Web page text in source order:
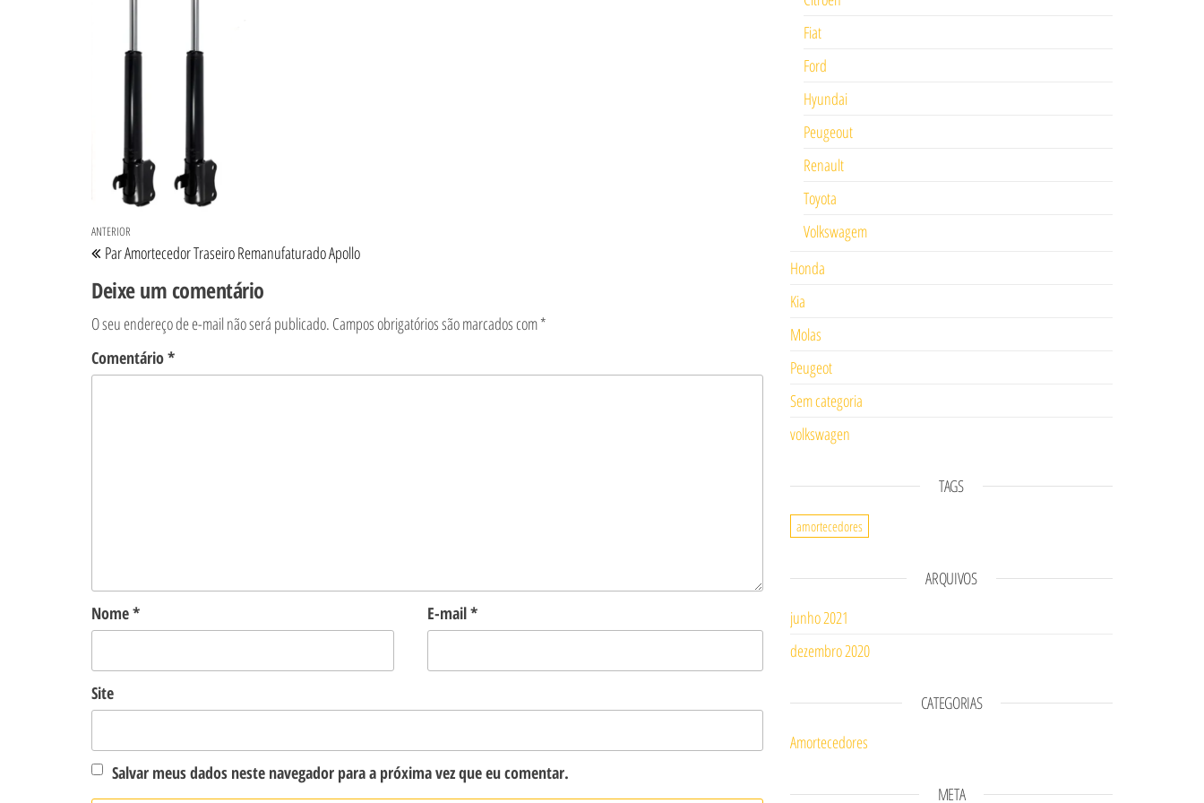
Navegação de Post
Post anterior
ANTERIOR
Par Amortecedor Traseiro Remanufaturado Apollo
Deixe um comentário
O seu endereço de e-mail não será publicado. Campos obrigatórios são marcados com*
Comentário*
Nome* E-mail*
Site
Salvar meus dados neste navegador para a próxima vez que eu comentar.
Fiat
Ford
Hyundai
Peugeout
Renault
Toyota
Volkswagem
Honda
Kia
Molas
Peugeot
Sem categoria
volkswagen
TAGS
amortecedores
ARQUIVOS
junho 2021
dezembro 2020
CATEGORIAS
Amortecedores
META